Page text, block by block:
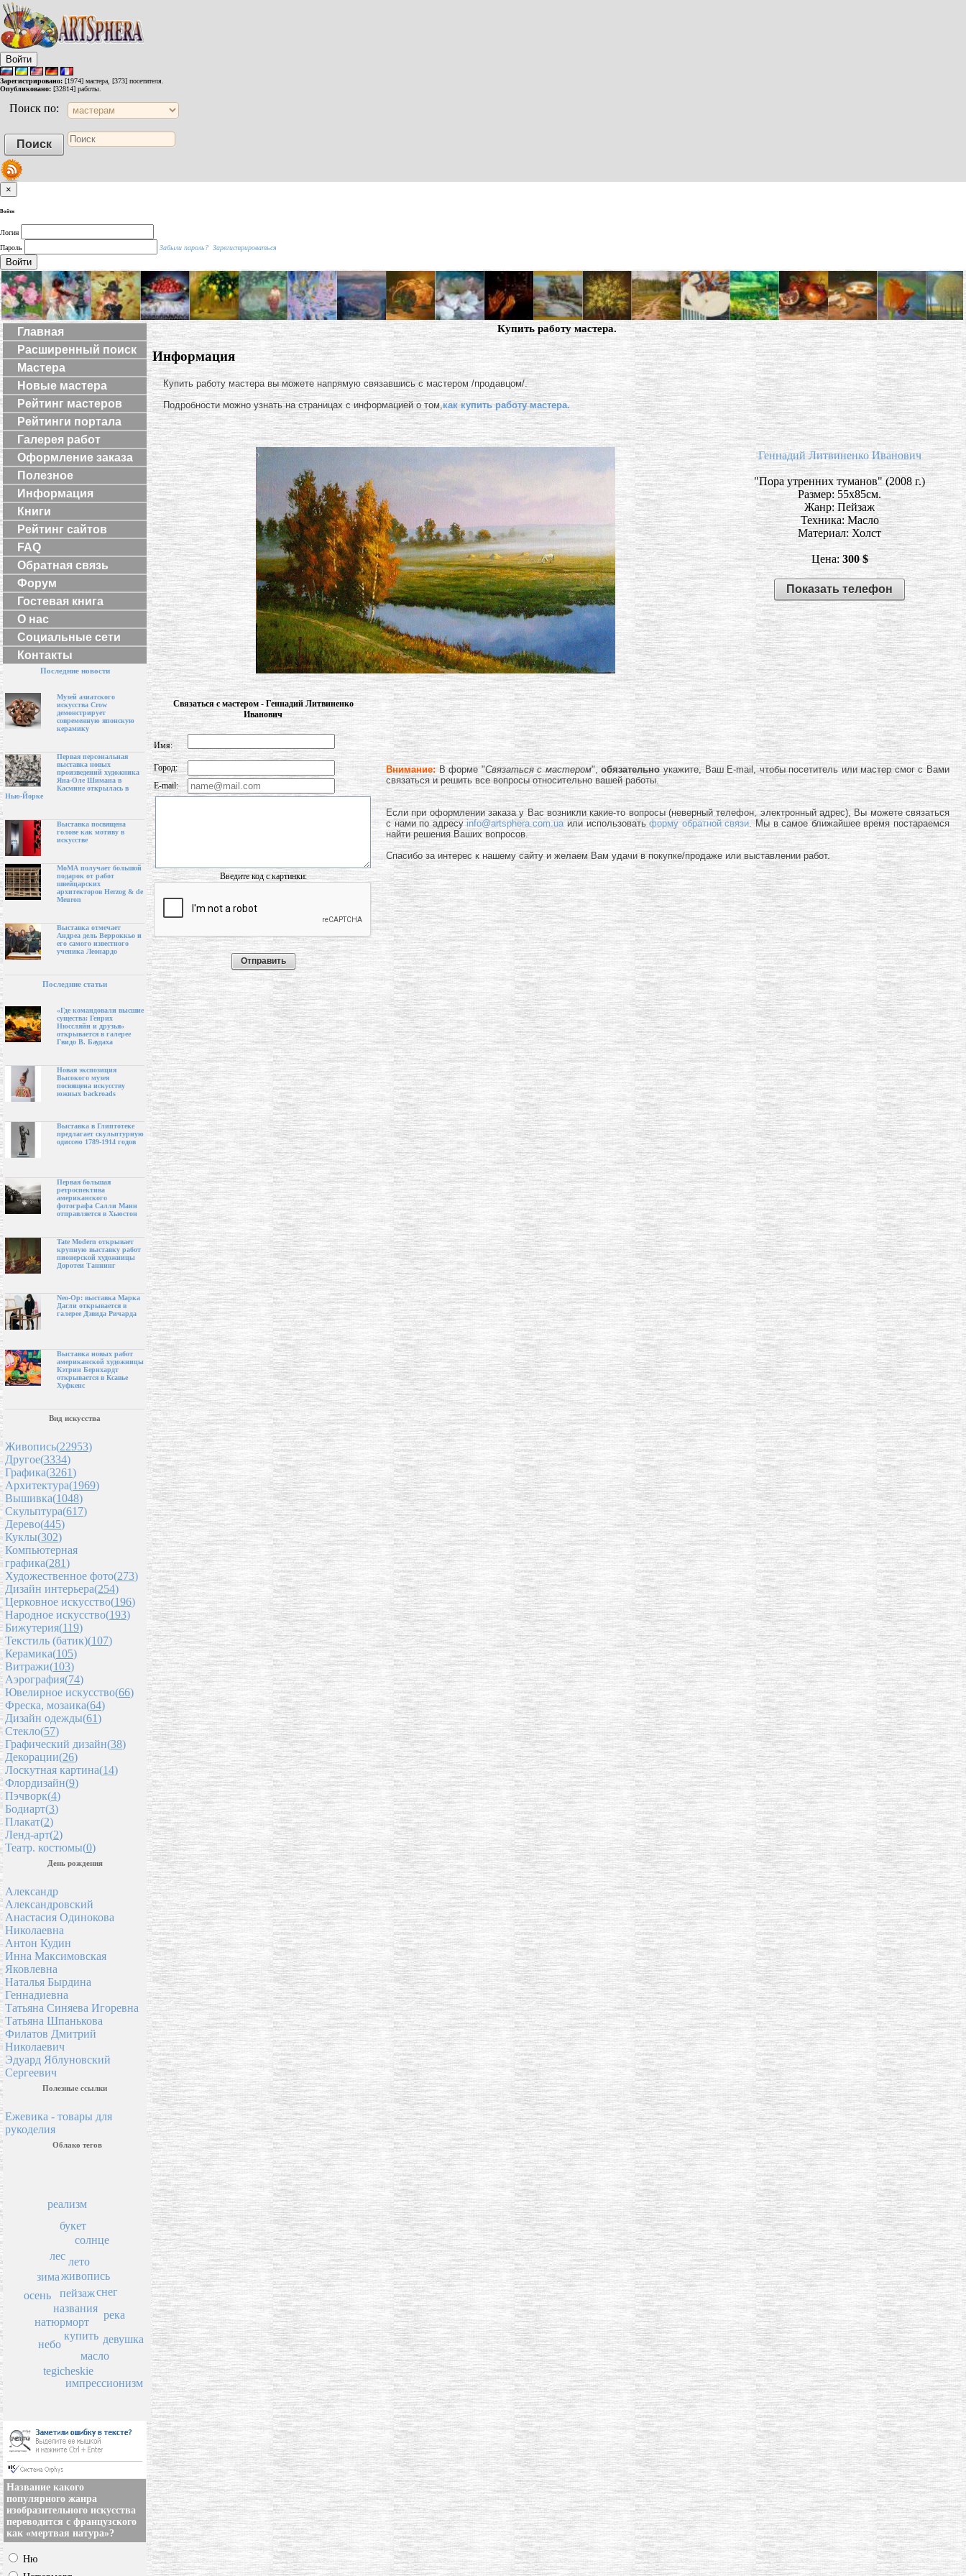
Войти
Зарегистрировано: [1974] мастера, [373] посетителя.
Опубликовано: [32814] работы.
Поиск по:
×
Войти
Логин
Пароль
Забыли пароль? Зарегистрироваться
Войти
Главная
Расширенный поиск
Мастера
Новые мастера
Рейтинг мастеров
Рейтинги портала
Галерея работ
Оформление заказа
Полезное
Информация
Книги
Рейтинг сайтов
FAQ
Обратная связь
Форум
Гостевая книга
О нас
Социальные сети
Контакты
Последние новости
Музей азиатского
искусства Crow
демонстрирует
современную японскую
керамику
Первая персональная
выставка новых
произведений художника
Яна-Оле Шимана в
Касмине открылась в
Нью-Йорке
Выставка посвящена
голове как мотиву в
искусстве
МоМА получает большой
подарок от работ
швейцарских
архитекторов Herzog & de
Meuron
Выставка отмечает
Андреа дель Верроккьо и
его самого известного
ученика Леонардо
Последние статьи
«Где командовали высшие
существа: Генрих
Нюссляйн и друзья»
открывается в галерее
Гвидо В. Баудаха
Новая экспозиция
Высокого музея
посвящена искусству
южных backroads
Выставка в Глиптотеке
предлагает скульптурную
одиссею 1789-1914 годов
Первая большая
ретроспектива
американского
фотографа Салли Манн
отправляется в Хьюстон
Tate Modern открывает
крупную выставку работ
пионерской художницы
Доротеи Таннинг
Neo-Op: выставка Марка
Дагли открывается в
галерее Дэвида Ричарда
Выставка новых работ
американской художницы
Кэтрин Бернхардт
открывается в Ксавье
Хуфкенс
Вид искусства
Живопись(22953)
Другое(3334)
Графика(3261)
Архитектура(1969)
Вышивка(1048)
Скульптура(617)
Дерево(445)
Куклы(302)
Компьютерная
графика(281)
Художественное фото(273)
Дизайн интерьера(254)
Церковное искусство(196)
Народное искусство(193)
Бижутерия(119)
Текстиль (батик)(107)
Керамика(105)
Витражи(103)
Аэрография(74)
Ювелирное искусство(66)
Фреска, мозаика(64)
Дизайн одежды(61)
Стекло(57)
Графический дизайн(38)
Декорации(26)
Лоскутная картина(14)
Флордизайн(9)
Пэчворк(4)
Бодиарт(3)
Плакат(2)
Ленд-арт(2)
Театр. костюмы(0)
День рождения
Александр
Александровский
Анастасия Одинокова
Николаевна
Антон Кудин
Инна Максимовская
Яковлевна
Наталья Бырдина
Геннадиевна
Татьяна Синяева Игоревна
Татьяна Шпанькова
Филатов Дмитрий
Николаевич
Эдуард Яблуновский
Сергеевич
Полезные ссылки
Ежевика - товары для
рукоделия
Облако тегов
пейзаж
названия
живопись
лето
натюрморт
купить
солнце
лес
зима
осень
букет
масло
река
снег
tegicheskie
реализм
небо
импрессионизм
девушка
Название какого
популярного жанра
изобразительного искусства
переводится с французского
как «мертвая натура»?
Ню
Купить работу мастера.
Информация
Купить работу мастера вы можете напрямую связавшись с мастером /продавцом/.
Подробности можно узнать на страницах с информацией о том,как купить работу мастера.
Геннадий Литвиненко Иванович
"Пора утренних туманов" (2008 г.)
Размер: 55х85см.
Жанр: Пейзаж
Техника: Масло
Материал: Холст
Цена: 300 $
Показать телефон
Связаться с мастером - Геннадий Литвиненко
Иванович
Внимание:В форме "Связаться с мастером",обязательноукажите, Ваш E-mail, чтобы посетитель или мастер смог с Вами
связаться и решить все вопросы относительно вашей работы.
Если при оформлении заказа у Вас возникли какие-то вопросы (неверный телефон, электронный адрес), Вы можете связаться
с нами по адресуinfo@artsphera.com.uaили использоватьформу обратной связи . Мы в самое ближайшее время постараемся
найти решения Ваших вопросов.
Спасибо за интерес к нашему сайту и желаем Вам удачи в покупке/продаже или выставлении работ.
Имя:
Город:
E-mail:
Введите код с картинки: